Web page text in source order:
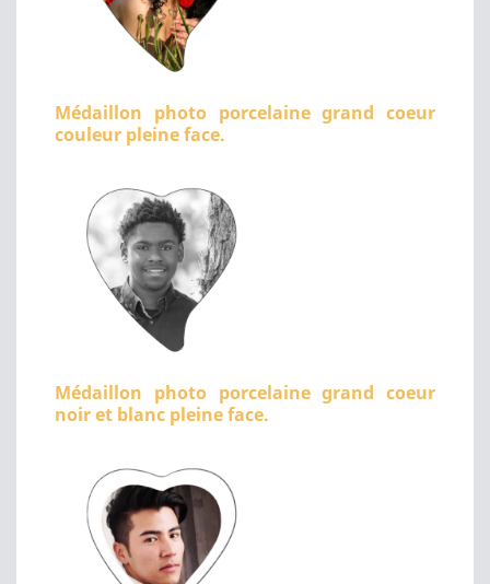
Médaillon photo porcelaine grand coeur
couleur pleine face.
Médaillon photo porcelaine grand coeur
noir et blanc pleine face.